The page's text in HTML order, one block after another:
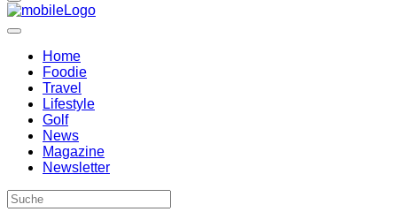
Home
Foodie
Travel
Lifestyle
Golf
News
Magazine
Newsletter